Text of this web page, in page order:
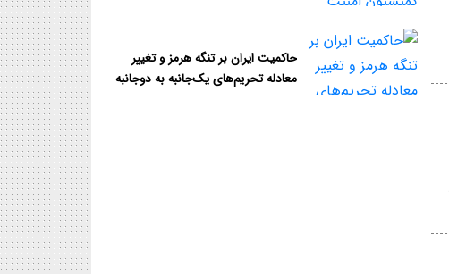
حاکمیت ایران بر تنگه هرمز و تغییر
معادله تحریم‌های یک‌جانبه به دوجانبه